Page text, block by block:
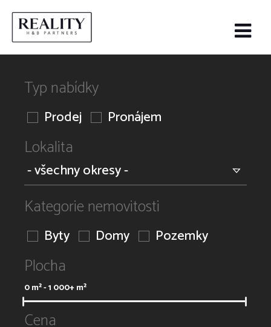
Typ nabídky
Prodej Pronájem
Lokalita
Kategorie nemovitosti
Byty Domy Pozemky
Plocha
0m² -1 000+m²
Cena